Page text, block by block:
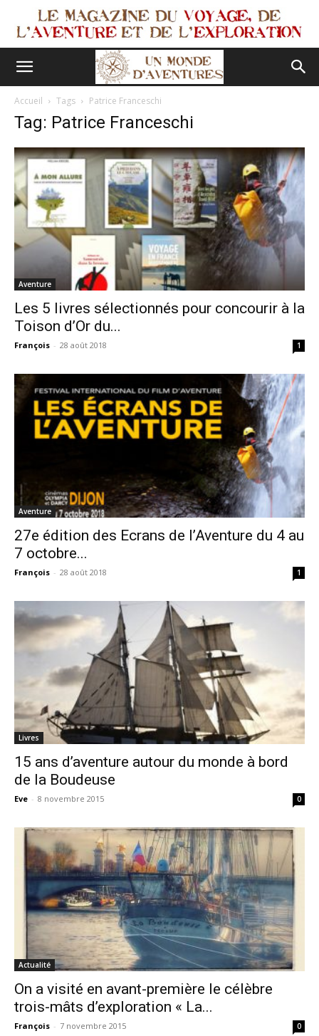
Accueil Tags Patrice Franceschi
Tag: Patrice Franceschi
Aventure
Les 5 livres sélectionnés pour concourir à la
Toison d’Or du...
François - 28 août 2018 1
Aventure
27e édition des Ecrans de l’Aventure du 4 au
7 octobre...
François - 28 août 2018 1
Livres
15 ans d’aventure autour du monde à bord
de la Boudeuse
Eve - 8 novembre 2015 0
Actualité
On a visité en avant-première le célèbre
trois-mâts d’exploration « La...
François - 7 novembre 2015 0